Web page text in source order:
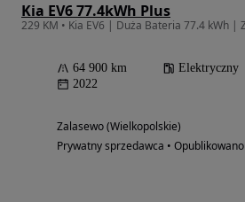
Kia EV6 77.4kWh Plus
64 900 km Elektryczny
2022
Zalasewo (Wielkopolskie)
Prywatny sprzedawca • Opublikowano